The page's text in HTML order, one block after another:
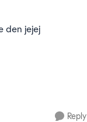
den jejej
Reply